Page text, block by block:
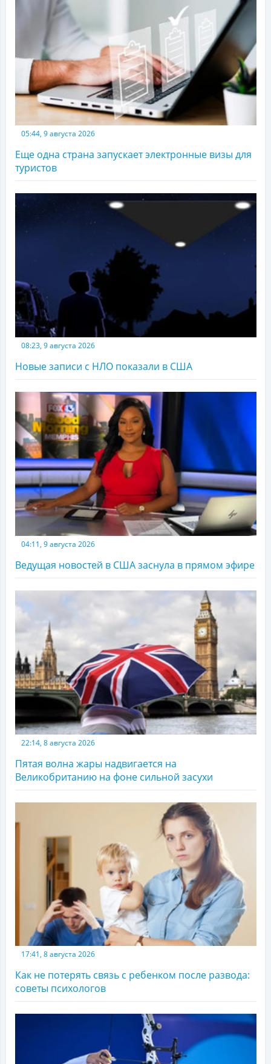
05:44, 9 августа 2026
Еще одна страна запускает электронные визы для
туристов
08:23, 9 августа 2026
Новые записи с НЛО показали в США
04:11, 9 августа 2026
Ведущая новостей в США заснула в прямом эфире
22:14, 8 августа 2026
Пятая волна жары надвигается на
Великобританию на фоне сильной засухи
17:41, 8 августа 2026
Как не потерять связь с ребенком после развода:
советы психологов